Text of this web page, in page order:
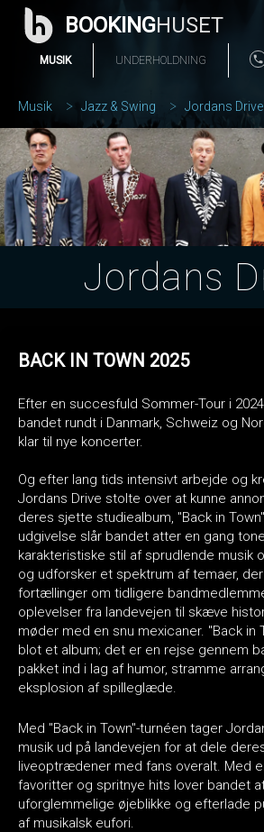
BOOKINGHUSET
MUSIK UNDERHOLDNING
Musik Jazz & Swing Jordans Drive
Jordans
BACK IN TOWN 2025
Efter en succesfuld Sommer-Tour i
bandet rundt i Danmark, Schweiz og
klar til nye koncerter.
Og efter lang tids intensivt arbejde og
Jordans Drive stolte over at kunne
deres sjette studiealbum, "Back in
udgivelse slår bandet atter en gang
karakteristiske stil af sprudlende musik
og udforsker et spektrum af temaer,
fortællinger om tidligere
oplevelser fra landevejen til skæve
møder med en snu mexicaner. "Back in
blot et album; det er en rejse gennem
pakket ind i lag af humor, stramme
eksplosion af spilleglæde.
Med "Back in Town"-turnéen tager
musik ud på landevejen for at dele
liveoptrædener med fans overalt. Med
favoritter og spritnye hits lover bandet
uforglemmelige øjeblikke og efterlade
af musikalsk eufori.